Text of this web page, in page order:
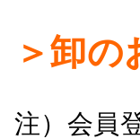
＞卸
注）会員